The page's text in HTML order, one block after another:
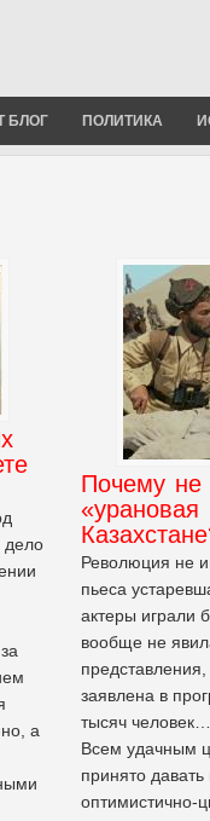
БЛОГ ПОЛИТИКА
дело
а
Почему не
Революция не
пьеса
актеры играли
вообще не
заявлена в
тысяч человек…
Всем удачным
принято давать
оптимистично-